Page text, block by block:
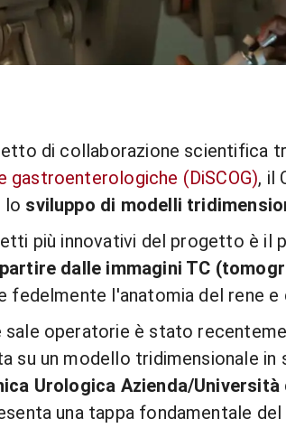
di collaborazione scientifica
gastroenterologiche (DiSCOG), il
lo sviluppo di modelli
più innovativi del progetto è il
dalle immagini TC
fedelmente l'anatomia del rene e
sale operatorie è stato
su un modello tridimensionale in
Urologica Azienda/
una tappa fondamentale